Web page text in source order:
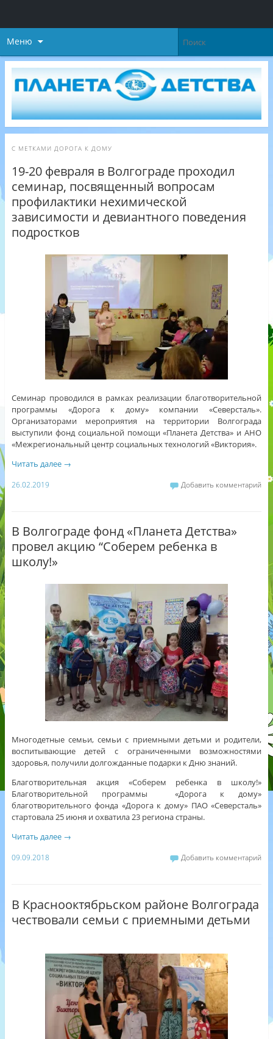
Меню
С МЕТКАМИ ДОРОГА К ДОМУ
19-20 февраля в Волгограде проходил
семинар, посвященный вопросам
профилактики нехимической
зависимости и девиантного поведения
подростков
Семинар проводился в рамках реализации благотворительной
программы «Дорога к дому» компании «Северсталь».
Организаторами мероприятия на территории Волгограда
выступили фонд социальной помощи «Планета Детства» и АНО
«Межрегиональный центр социальных технологий «Виктория».
Читать далее →
26.02.2019 Добавить комментарий
В Волгограде фонд «Планета Детства»
провел акцию “Соберем ребенка в
школу!»
Многодетные семьи, семьи с приемными детьми и родители,
воспитывающие детей с ограниченными возможностями
здоровья, получили долгожданные подарки к Дню знаний.
Благотворительная акция «Соберем ребенка в школу!»
Благотворительной программы «Дорога к дому»
благотворительного фонда «Дорога к дому» ПАО «Северсталь»
стартовала 25 июня и охватила 23 региона страны.
Читать далее →
09.09.2018 Добавить комментарий
В Краснооктябрьском районе Волгограда
чествовали семьи с приемными детьми